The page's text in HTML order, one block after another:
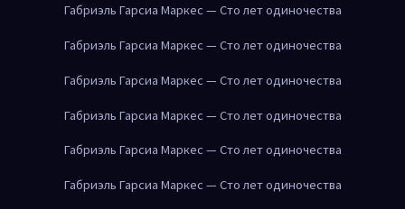
Габриэль Гарсиа Маркес — Сто лет одиночества
Габриэль Гарсиа Маркес — Сто лет одиночества
Габриэль Гарсиа Маркес — Сто лет одиночества
Габриэль Гарсиа Маркес — Сто лет одиночества
Габриэль Гарсиа Маркес — Сто лет одиночества
Габриэль Гарсиа Маркес — Сто лет одиночества